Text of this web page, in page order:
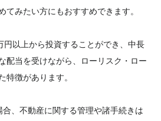
てみたい方にもおすすめできます。
円以上から投資することができ、中長
配当を受けながら、ローリスク・ロー
特徴があります。
、不動産に関する管理や諸手続きは